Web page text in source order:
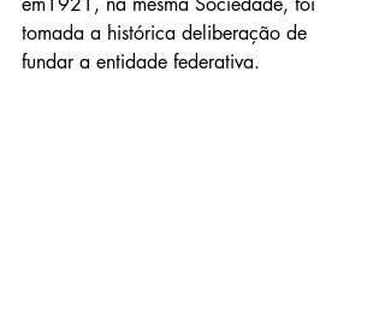
tomada a histórica deliberação de
fundar a entidade federativa.